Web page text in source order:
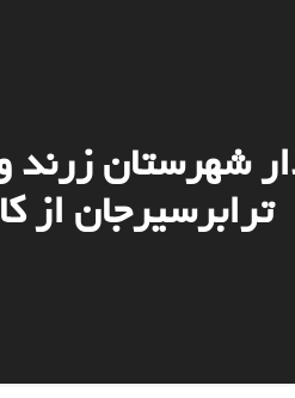
شهرستان
ترابرسیرجان از